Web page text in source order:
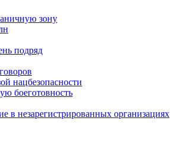
зону
подряд
нацбезопасности
боеготовность
в незарегистрированных организациях